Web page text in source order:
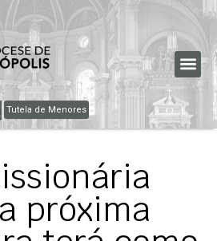
Tutela de Menores
próxima